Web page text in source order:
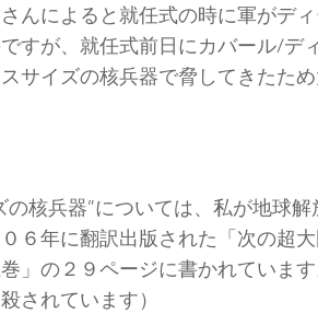
んによると就任式の時に軍がデ
すが、就任式前日にカバール/デ
サイズの核兵器で脅してきたた
の核兵器”については、私が地球
６年に翻訳出版された「次の超
」の２９ページに書かれていま
されています）